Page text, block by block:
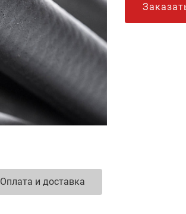
Оплата и доставка